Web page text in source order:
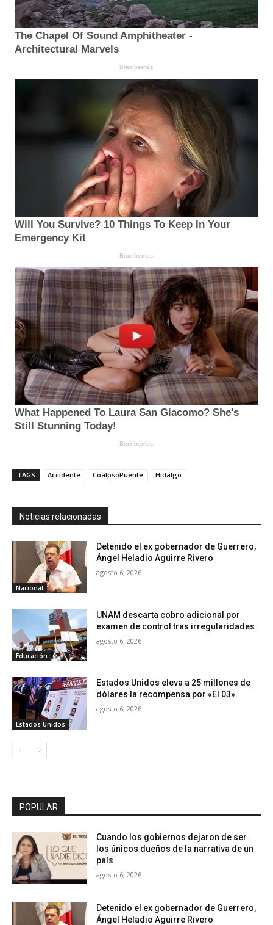
TAGS Accidente CoalpsoPuente Hidalgo
Noticias relacionadas
Nacional
Detenido el ex gobernador de Guerrero,
Ángel Heladio Aguirre Rivero
agosto 6, 2026
Educación
UNAM descarta cobro adicional por
examen de control tras irregularidades
agosto 6, 2026
Estados Unidos
Estados Unidos eleva a 25 millones de
dólares la recompensa por «El 03»
agosto 6, 2026
POPULAR
Cuando los gobiernos dejaron de ser
los únicos dueños de la narrativa de un
país
agosto 6, 2026
Detenido el ex gobernador de Guerrero,
Ángel Heladio Aguirre Rivero